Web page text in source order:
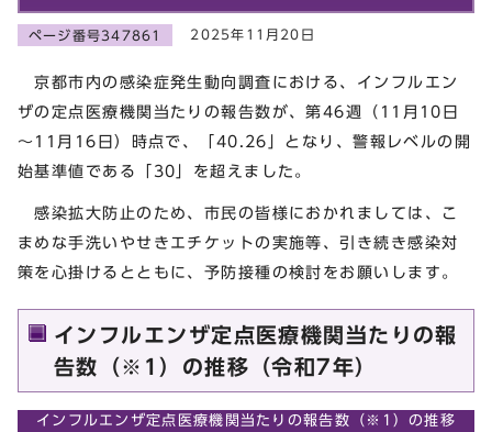
ページ番号347861 2025年11月20日
京都市内の感染症発生動向調査における、インフルエン
ザの定点医療機関当たりの報告数が、第46週（11月10日
～11月16日）時点で、「40.26」となり、警報レベルの開
始基準値である「30」を超えました。
感染拡大防止のため、市民の皆様におかれましては、こ
まめな手洗いやせきエチケットの実施等、引き続き感染対
策を心掛けるとともに、予防接種の検討をお願いします。
インフルエンザ定点医療機関当たりの報
告数（※1）の推移（令和7年）
インフルエンザ定点医療機関当たりの報告数（※1）の推移